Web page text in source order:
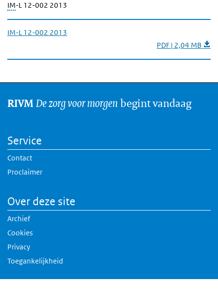
IM-L 12-002 2013
IM-L 12-002 2013
PDF | 2,04 MB
RIVMDe zorg voor morgen begint vandaag
Service
Contact
Proclaimer
Over deze site
Archief
Cookies
Privacy
Toegankelijkheid